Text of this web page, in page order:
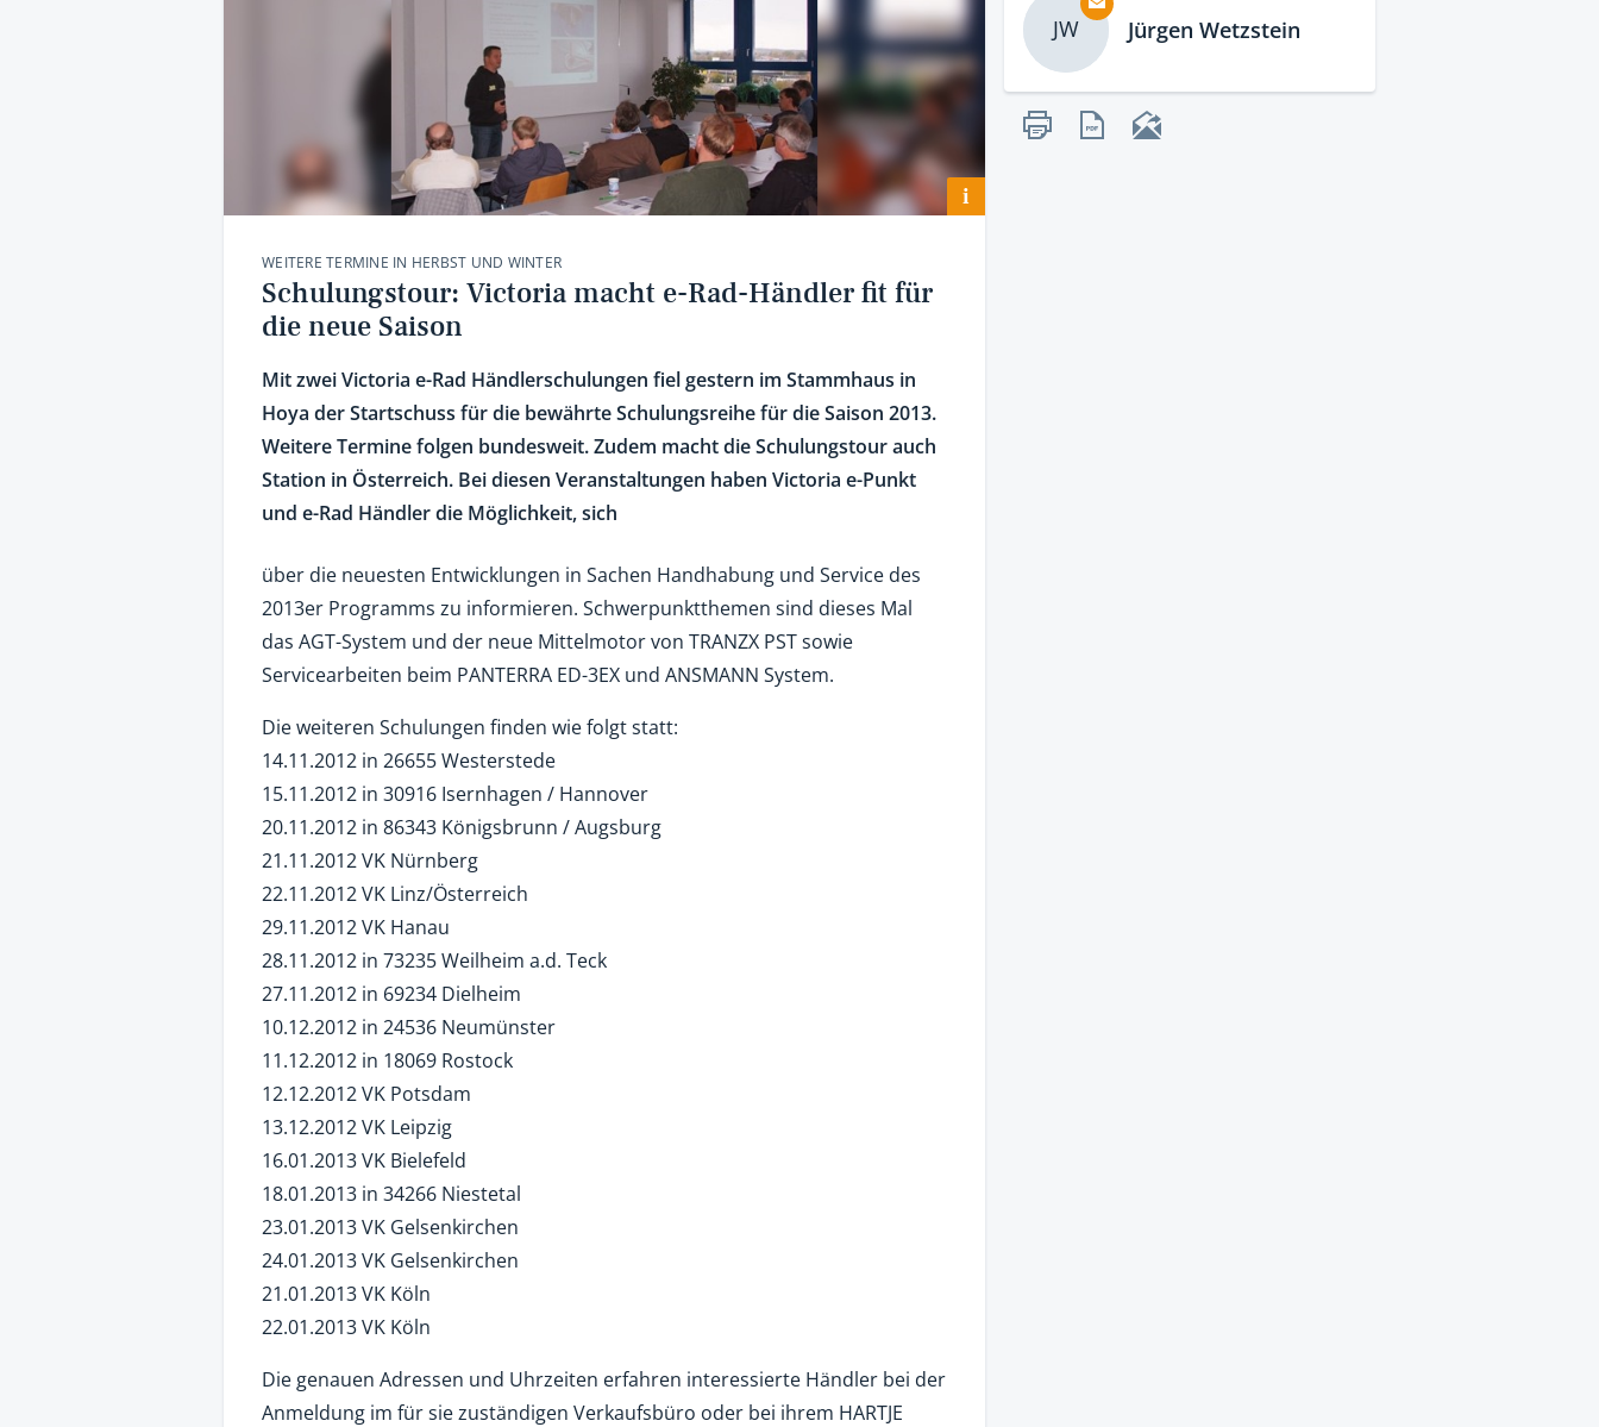
i
WEITERE TERMINE IN HERBST UND WINTER
Schulungstour: Victoria macht e-Rad-Händler fit für
die neue Saison
Mit zwei Victoria e-Rad Händlerschulungen fiel gestern im Stammhaus in
Hoya der Startschuss für die bewährte Schulungsreihe für die Saison 2013.
Weitere Termine folgen bundesweit. Zudem macht die Schulungstour auch
Station in Österreich. Bei diesen Veranstaltungen haben Victoria e-Punkt
und e-Rad Händler die Möglichkeit, sich
über die neuesten Entwicklungen in Sachen Handhabung und Service des
2013er Programms zu informieren. Schwerpunktthemen sind dieses Mal
das AGT-System und der neue Mittelmotor von TRANZX PST sowie
Servicearbeiten beim PANTERRA ED-3EX und ANSMANN System.
Die weiteren Schulungen finden wie folgt statt:
14.11.2012 in 26655 Westerstede
15.11.2012 in 30916 Isernhagen / Hannover
20.11.2012 in 86343 Königsbrunn / Augsburg
21.11.2012 VK Nürnberg
22.11.2012 VK Linz/Österreich
29.11.2012 VK Hanau
28.11.2012 in 73235 Weilheim a.d. Teck
27.11.2012 in 69234 Dielheim
10.12.2012 in 24536 Neumünster
11.12.2012 in 18069 Rostock
12.12.2012 VK Potsdam
13.12.2012 VK Leipzig
16.01.2013 VK Bielefeld
18.01.2013 in 34266 Niestetal
23.01.2013 VK Gelsenkirchen
24.01.2013 VK Gelsenkirchen
21.01.2013 VK Köln
22.01.2013 VK Köln
Die genauen Adressen und Uhrzeiten erfahren interessierte Händler bei der
Anmeldung im für sie zuständigen Verkaufsbüro oder bei ihrem HARTJE
JW Jürgen Wetzstein